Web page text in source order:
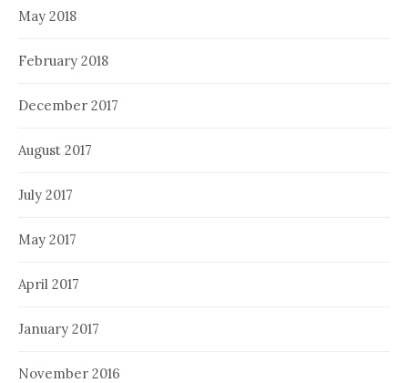
May 2018
February 2018
December 2017
August 2017
July 2017
May 2017
April 2017
January 2017
November 2016